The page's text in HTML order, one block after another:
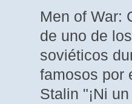
Men of War:
de uno de
soviéticos
famosos por
Stalin "¡Ni